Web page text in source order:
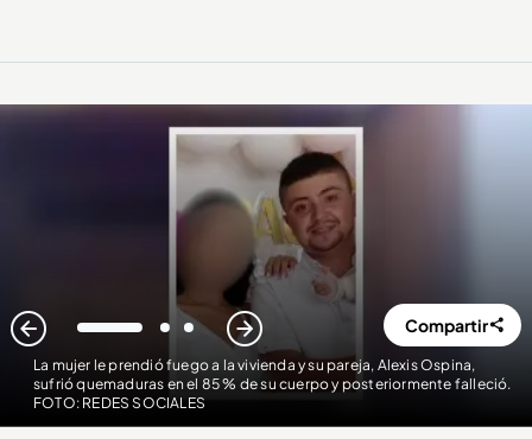
La mujer le prendió fuego a la vivienda y su pareja, Alexis Ospina,
sufrió quemaduras en el 85 % de su cuerpo y posteriormente falleció.
FOTO: REDES SOCIALES
1 2 3 Compartir